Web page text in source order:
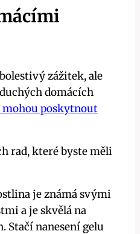
zážitek, ale
domácích
poskytnout
rad, které byste měli
je známá svými
a je skvělá na
Stačí nanesení gelu